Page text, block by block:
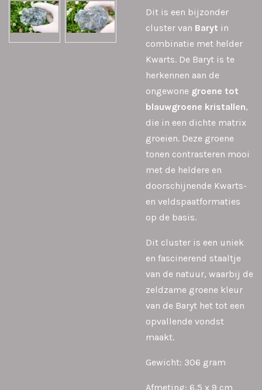
Dit is een bijzonder
cluster van Baryt in
combinatie met helder
Kwarts. De Baryt is te
herkennen aan de
ongewone groene tot
blauwgroene kristallen,
die in een dichte matrix
groeien. Deze groene
tonen contrasteren mooi
met de heldere en
doorschijnende Kwarts-
en veldspaatformaties
op de basis.
Dit cluster is een uniek
en fascinerend staaltje
van de natuur, waarbij de
zeldzame groene kleur
van de Baryt het tot een
opvallende vondst
maakt.
Gewicht: 306 gram
Afmeting: 6,5 x 9 cm